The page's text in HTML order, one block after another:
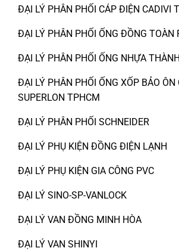
ĐẠI LÝ PHÂN PHỐI CÁP ĐIỆN CADIVI
ĐẠI LÝ PHÂN PHỐI ỐNG ĐỒNG TOÀN
ĐẠI LÝ PHÂN PHỐI ỐNG NHỰA
ĐẠI LÝ PHÂN PHỐI ỐNG XỐP BẢO ÔN
SUPERLON TPHCM
ĐẠI LÝ PHÂN PHỐI SCHNEIDER
ĐẠI LÝ PHỤ KIỆN ĐỒNG ĐIỆN LẠNH
ĐẠI LÝ PHỤ KIỆN GIA CÔNG PVC
ĐẠI LÝ SINO-SP-VANLOCK
ĐẠI LÝ VAN ĐỒNG MINH HÒA
ĐẠI LÝ VAN SHINYI